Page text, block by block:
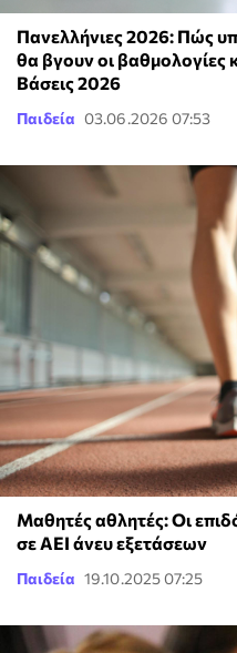
Πανελλήνιες 2026: Πώς
θα βγουν οι βαθμολογίες
Βάσεις 2026
Παιδεία 03.06.2026 07:53
Μαθητές αθλητές: Οι
σε ΑΕΙ άνευ εξετάσεων
Παιδεία 19.10.2025 07:25